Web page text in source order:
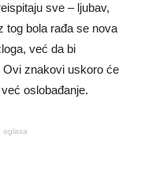
sve – ljubav,
tog bola rađa se nova
već da bi
Ovi znakovi uskoro će
oslobađanje.
oglasa